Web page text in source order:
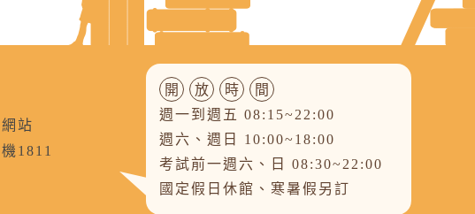
站
1811
開 放 時
間
週一到週五 08:15~22:00
週六、週日 10:00~18:00
考試前一週六、日 08:30~22:00
國定假日休館、寒暑假另訂